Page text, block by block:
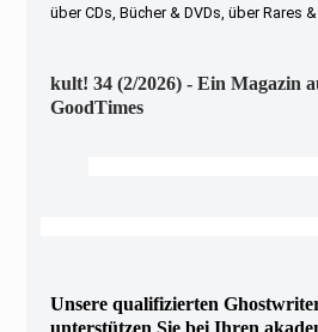
über CDs, Bücher & DVDs, über Rares
kult! 34 (2/2026) - Ein Magazin
GoodTimes
Unsere qualifizierten
unterstützen Sie bei Ihren